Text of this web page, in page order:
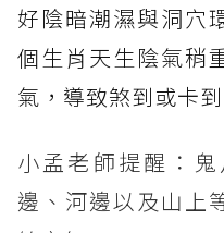
好陰暗潮濕與洞穴
個生肖天生陰氣稍
氣，導致煞到或卡到
小孟老師提醒：
邊、河邊以及山上